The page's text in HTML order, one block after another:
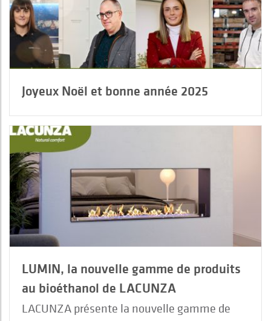
Joyeux Noël et bonne année 2025
LUMIN, la nouvelle gamme de produits
au bioéthanol de LACUNZA
LACUNZA présente la nouvelle gamme de